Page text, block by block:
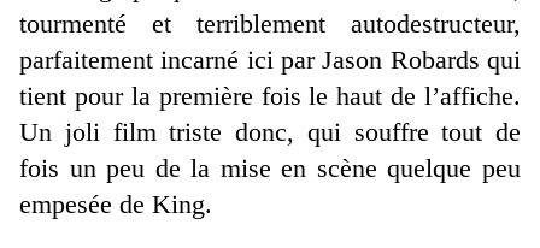
tourmenté et terriblement autodestructeur,
parfaitement incarné ici par Jason Robards qui
tient pour la première fois le haut de l’affiche.
Un joli film triste donc, qui souffre tout de
fois un peu de la mise en scène quelque peu
empesée de King.